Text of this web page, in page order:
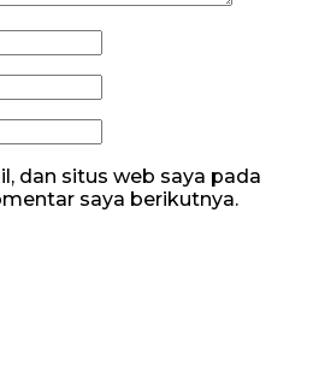
dan situs web saya pada
saya berikutnya.